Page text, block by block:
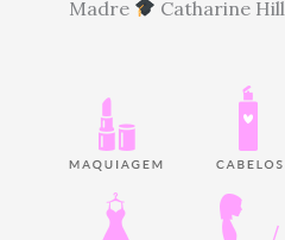
Madre
Catharine Hill